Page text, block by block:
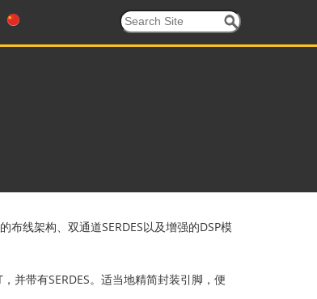
线架构、双通道SERDES以及增强的DSP模
带有SERDES。适当地精简封装引脚，便